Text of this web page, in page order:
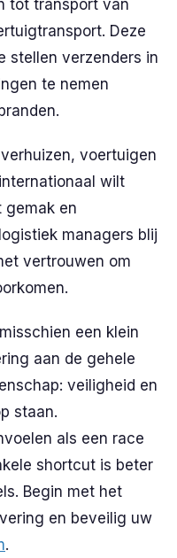
tot transport van
Deze
stellen verzenders in
te nemen
voertuigen
wilt
gemak en
managers blij
vertrouwen om
een klein
aan de gehele
veiligheid en
staan.
als een race
shortcut is beter
Begin met het
en beveilig uw
.